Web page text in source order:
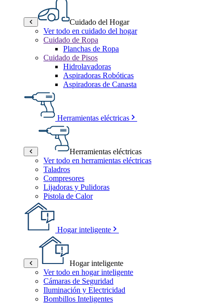
Cuidado del Hogar
Ver todo en cuidado del hogar
Cuidado de Ropa
Planchas de Ropa
Cuidado de Pisos
Hidrolavadoras
Aspiradoras Robóticas
Aspiradoras de Canasta
Herramientas eléctricas
Herramientas eléctricas
Ver todo en herramientas eléctricas
Taladros
Compresores
Lijadoras y Pulidoras
Pistola de Calor
Hogar inteligente
Hogar inteligente
Ver todo en hogar inteligente
Cámaras de Seguridad
Iluminación y Electricidad
Bombillos Inteligentes